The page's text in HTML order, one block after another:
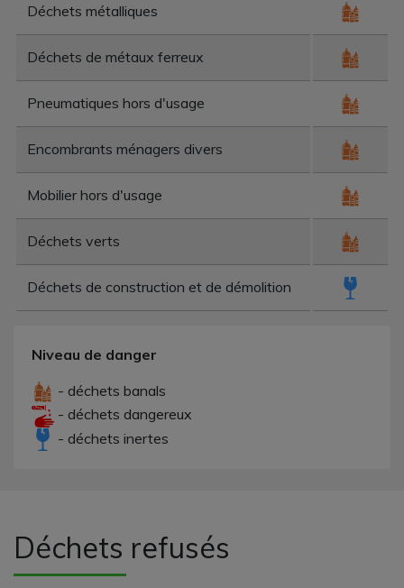
Déchets métalliques
Déchets de métaux ferreux
Pneumatiques hors d'usage
Encombrants ménagers divers
Mobilier hors d'usage
Déchets verts
Déchets de construction et de démolition
Niveau de danger
- déchets banals
- déchets dangereux
- déchets inertes
Déchets refusés